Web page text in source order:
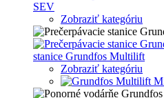
SEV
Zobraziť kategóriu
stanice Grundfos Multilift
Zobraziť kategóriu